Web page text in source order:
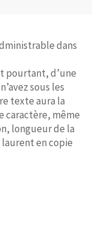
dans
pourtant, d’une
sous les
texte aura la
caractère, même
longueur de la
en copie